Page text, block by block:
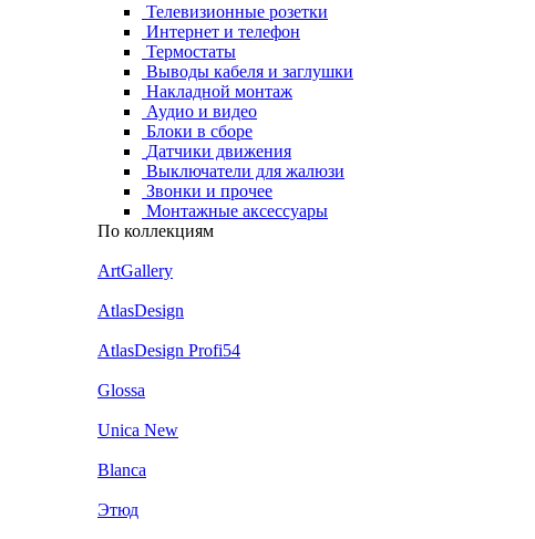
Телевизионные розетки
Интернет и телефон
Термостаты
Выводы кабеля и заглушки
Накладной монтаж
Аудио и видео
Блоки в сборе
Датчики движения
Выключатели для жалюзи
Звонки и прочее
Монтажные аксессуары
По коллекциям
ArtGallery
AtlasDesign
AtlasDesign Profi54
Glossa
Unica New
Blanca
Этюд